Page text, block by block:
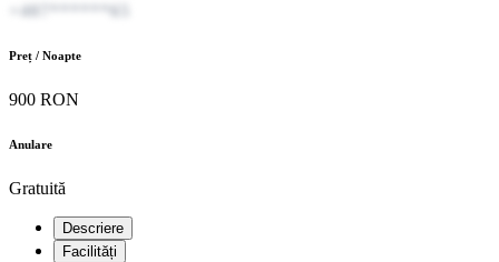
+407******65
Preț / Noapte
900 RON
Anulare
Gratuită
Descriere
Facilități